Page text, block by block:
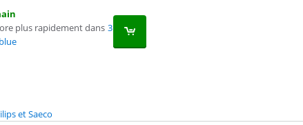
plus rapidement dans 3
et Saeco